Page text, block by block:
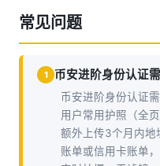
常见问题
1 币安进阶身份认证
币安进阶身份认证
用户常用护照（全
额外上传3个月内地
账单或信用卡账单